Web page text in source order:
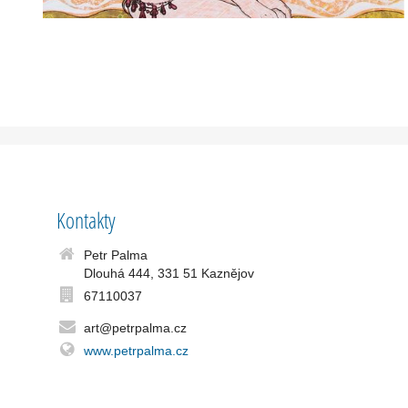
Kontakty
Petr Palma
Dlouhá 444, 331 51 Kaznějov
67110037
art@petrpalma.cz
www.petrpalma.cz